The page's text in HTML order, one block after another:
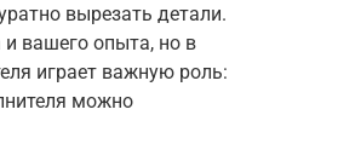
вырезать детали.
вашего опыта, но в
играет важную роль:
можно